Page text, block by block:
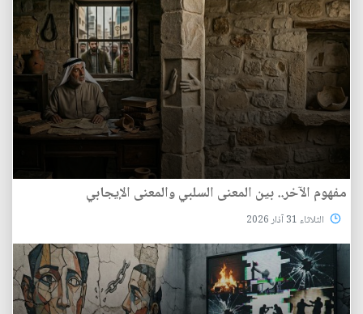
مفهوم الآخر.. بين المعنى السلبي والمعنى الإيجابي
الثلاثاء 31 آذار 2026